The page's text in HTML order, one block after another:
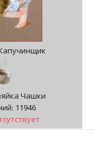
Чашки
11946